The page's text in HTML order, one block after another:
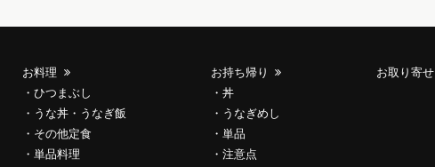
お料理
ひつまぶし
うな丼・うなぎ飯
その他定食
単品料理
お持ち帰り
丼
うなぎめし
単品
注意点
お取り寄せ